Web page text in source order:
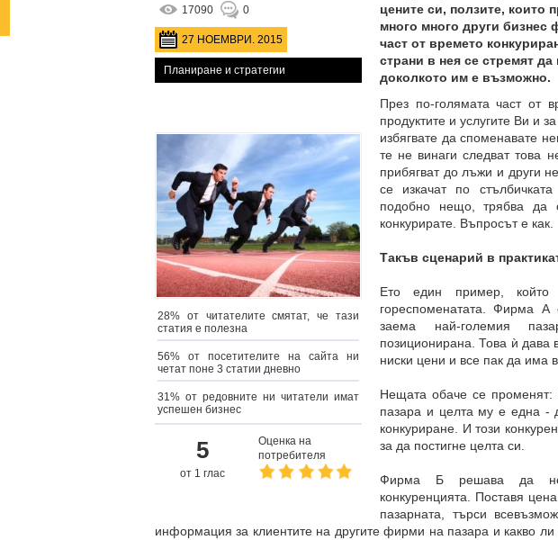
17090 0
27 НОЕМВРИ. 2015
Планиране и стратегии
28% от читателите смятат, че тази
статия е полезна
56% от посетителите на сайта ни
четат поне 3 статии дневно
31% от редовните ни читатели имат
успешен бизнес
5
от 1 глас
Оценка на
потребителя
цените си, ползите, които
много много други бизнес
част от времето
страни в нея се стремят
доколкото им е възможно.
През по-голямата част от
продуктите и услугите Ви и
избягвате да споменавате
те не винаги следват това
прибягват до лъжи и други
се изкачат по
подобно нещо, трябва да
конкурирате. Въпросът е как.
Такъв сценарий в
Ето един пример, който
гореспоменатата. Фирма А
заема най-големия
позициониранa. Това ѝ дава
ниски цени и все пак да има
Нещата обаче се променят:
пазара и целта му е една
конкуриране. И този
за да постигне целта си.
Фирма Б решава да
конкуренцията. Поставя
пазарната, търси
информация за клиентите на другите фирми на пазара и какво